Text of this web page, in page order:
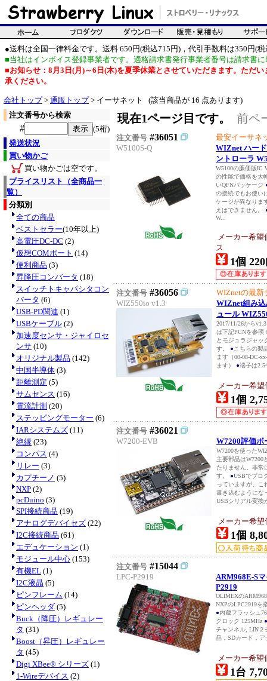
●送料は全国一律料金です。送料 650円(税込715円)，代引手数料は350円(税
■当社はインボイス登録事業者です。適格請求書発行事業者番号は請求書
■お知らせ：8月3日(月)～6日(木)を夏季休業とさせていただきます。ただ
承ください。
会社トップ> 通販トップ> イーサネット (該当商品が 16 点あります)
注文番号から検索
#
(5桁)
発送状況
買い物かご
買い物かごは空です。
プライスリスト（全商品一
覧）
分類別
全ての商品
ベストセラー(10年以上)
高電圧DC-DC (2)
仮想COMポート (14)
便利商品 (3)
昇降圧コンバータ (18)
スイッチトキャパシタコン
バータ (6)
USB-PD関連 (1)
USBケーブル (2)
加速度センサ・ジャイロセ
ンサ (10)
オリジナル製品 (142)
中国半導体 (3)
距離測定 (5)
サムセンス (16)
電流計測 (20)
ステッピングモーター (6)
IARシステムズ (11)
絶縁 (23)
コンパス (4)
リレー (3)
カプチーノ (5)
NXP (2)
pcDuino (3)
SPI接続商品 (19)
アナログデバイセズ (22)
I2C接続商品 (61)
エデュケーション (1)
モジュール中心 (153)
有機EL (1)
I2C液晶 (5)
ピンフレーム (14)
ピンヘッダ (5)
Buck（降圧）レギュレー
タ (31)
Boost（昇圧）レギュレー
タ (45)
Digi XBee® シリーズ (1)
1-Wireデバイス (2)
現在1ページ目です。 前ペ
注文番号 #36051
W5100S-Q
最安イーサネ
WIZnet ハー
ントローラ
W5100の廉価版IC
の性能で価格を大
いQFNパッケージ
の接続でもお使い
ケージが異なりま
えはできません。
W...
メーカー希
ス
1個 220
注文番号 #36056
WIZ550io v1.3
WIZnetの最新
WIZnet組み
ュール
2017/11/26から
は下記PCNを参照
とモジュラジャッ
す。 ● こちらの製
ます（00-08-DC-
ます） ●端子は
メーカー希望
1個
注文番号 #36021
W7200-EVB W7200評価ボ
W7200を使った
主要部品はW7200
たりません。非常
す。 ●USBでプロ
っていますが、こ
書き込むようにな
USBシリアル変換
メーカー希望
1個
注文番号 #15044
LPC-P2919
ARM968E-S
P2919
OLIMEXの
NXPのLPC2919を
●内蔵フラッシュ
クロック 125MHz ●
チャンネル, LIN２
晶，SDカード，
メーカー希望
1台